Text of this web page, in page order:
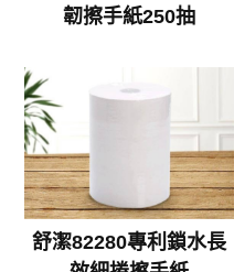
韌擦手紙250抽
舒潔82280專利鎖水長